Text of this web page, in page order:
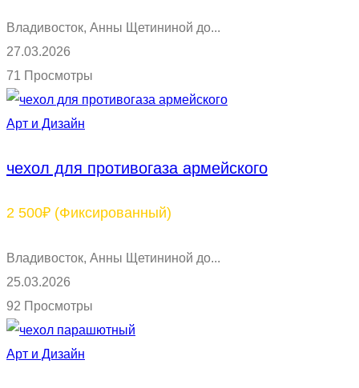
Владивосток, Анны Щетининой до...
27.03.2026
71 Просмотры
Арт и Дизайн
чехол для противогаза армейского
2 500₽ (Фиксированный)
Владивосток, Анны Щетининой до...
25.03.2026
92 Просмотры
Арт и Дизайн